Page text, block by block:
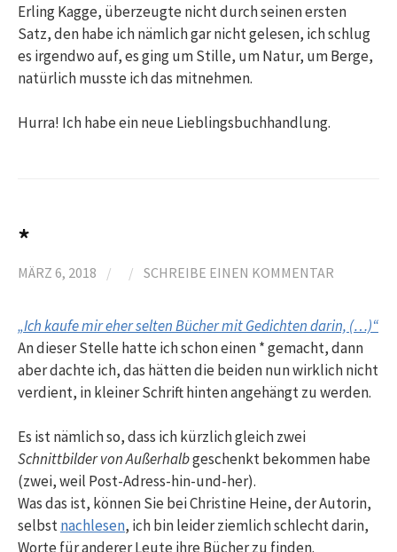
Erling Kagge, überzeugte nicht durch seinen ersten
Satz, den habe ich nämlich gar nicht gelesen, ich schlug
es irgendwo auf, es ging um Stille, um Natur, um Berge,
natürlich musste ich das mitnehmen.
Hurra! Ich habe ein neue Lieblingsbuchhandlung.
*
MÄRZ 6, 2018 / / SCHREIBE EINEN KOMMENTAR
„Ich kaufe mir eher selten Bücher mit Gedichten darin, (…)“
An dieser Stelle hatte ich schon einen * gemacht, dann
aber dachte ich, das hätten die beiden nun wirklich nicht
verdient, in kleiner Schrift hinten angehängt zu werden.
Es ist nämlich so, dass ich kürzlich gleich zwei
Schnittbilder von Außerhalbgeschenkt bekommen habe
(zwei, weil Post-Adress-hin-und-her).
Was das ist, können Sie bei Christine Heine, der Autorin,
selbstnachlesen, ich bin leider ziemlich schlecht darin,
Worte für anderer Leute ihre Bücher zu finden.